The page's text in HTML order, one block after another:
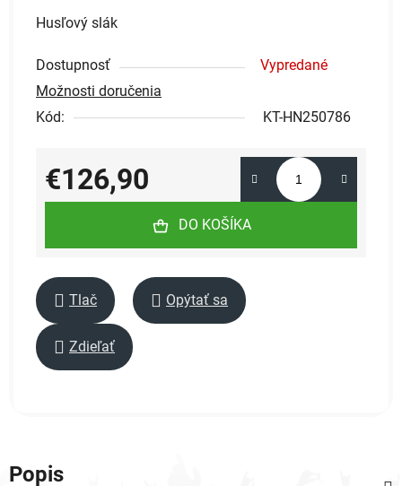
Husľový slák
Dostupnosť
Vypredané
Možnosti doručenia
Kód:
KT-HN250786
€126,90
Jednotková cena:
DO KOŠÍKA
Tlač Opýtať sa
Zdieľať
Popis